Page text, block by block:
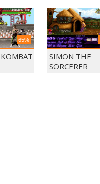
65%
SIMON THE
SORCERER